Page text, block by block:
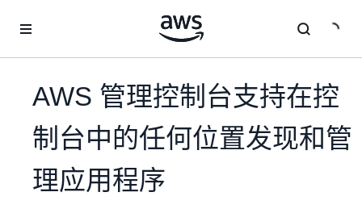
AWS 管理控制台支持在控
制台中的任何位置发现和管
理应用程序